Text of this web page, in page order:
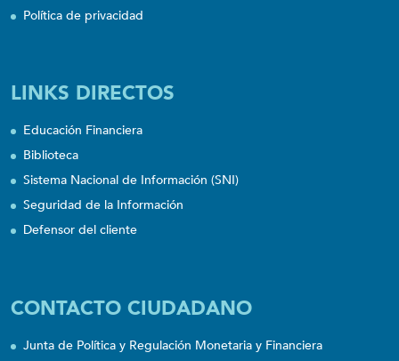
Política de privacidad
LINKS DIRECTOS
Educación Financiera
Biblioteca
Sistema Nacional de Información (SNI)
Seguridad de la Información
Defensor del cliente
CONTACTO CIUDADANO
Junta de Política y Regulación Monetaria y Financiera